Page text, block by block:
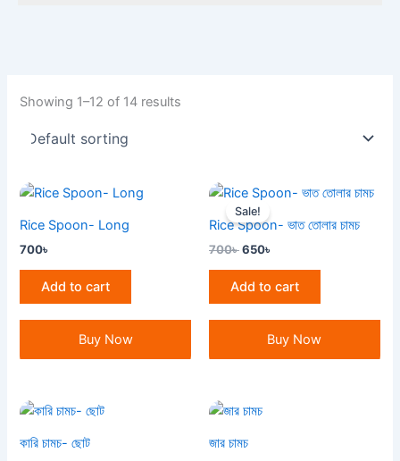
Showing 1–12 of 14 results
Rice Spoon- Long
700৳
Add to cart
Buy Now
Sale!
Rice Spoon- ভাত তোলার চামচ
700৳
Original
price
was:
700৳ .
650৳
Current
is:
650৳ .
Add to cart
Buy Now
কারি চামচ- ছোট জার চামচ